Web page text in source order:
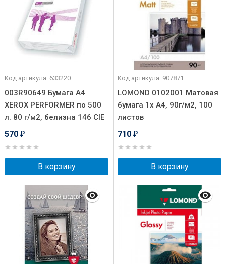
Код артикула: 633220
003R90649 Бумага A4
XEROX PERFORMER по 500
л. 80 г/м2, белизна 146 CIE
570 ₽
В корзину
Код артикула: 907871
LOMOND 0102001 Матовая
бумага 1х A4, 90г/м2, 100
листов
710 ₽
В корзину